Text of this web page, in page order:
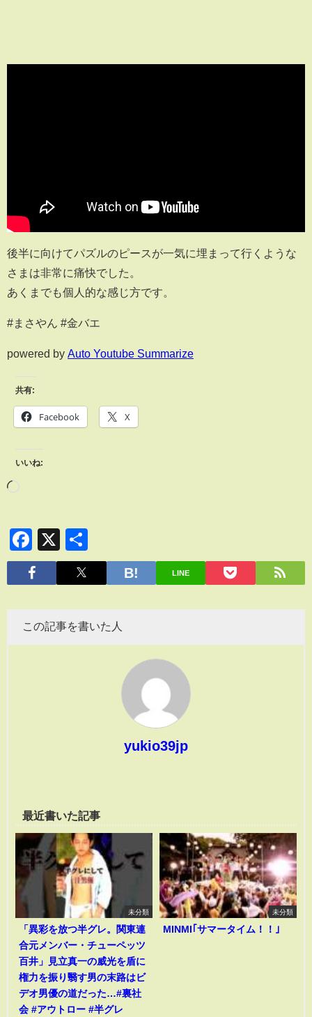
後半に向けてパズルのピースが一気に埋まって行くような
さまは非常に痛快でした。
あくまでも個人的な感じ方です。
#まさやん #金バエ
powered by Auto Youtube Summarize
共有:
Facebook X
いいね:
Facebook
X
有
LINE
この記事を書いた人
yukio39jp
最近書いた記事
未分類
「異彩を放つ半グレ。関東連
合元メンバー・チューペッツ
百井」見立真一の威光を盾に
権力を振り翳す男の末路はビ
デオ男優の道だった…#裏社
会 #アウトロー #半グレ
未分類
MINMI｢サマータイム！！｣